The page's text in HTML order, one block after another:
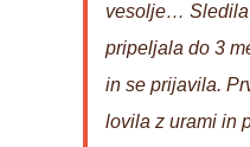
vesolje… Sledila
pripeljala do 3
in se prijavila.
lovila z urami in